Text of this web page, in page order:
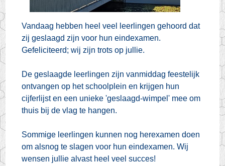
Vandaag hebben heel veel leerlingen gehoord dat
zij geslaagd zijn voor hun eindexamen.
Gefeliciteerd; wij zijn trots op jullie.
De geslaagde leerlingen zijn vanmiddag feestelijk
ontvangen op het schoolplein en krijgen hun
cijferlijst en een unieke 'geslaagd-wimpel' mee om
thuis bij de vlag te hangen.
Sommige leerlingen kunnen nog herexamen doen
om alsnog te slagen voor hun eindexamen. Wij
wensen jullie alvast heel veel succes!